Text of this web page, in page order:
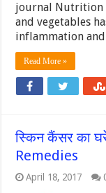
journal Nutrition
and vegetables
inflammation
Read More »
स्किन कैंसर का
Remedies
April 18, 2017